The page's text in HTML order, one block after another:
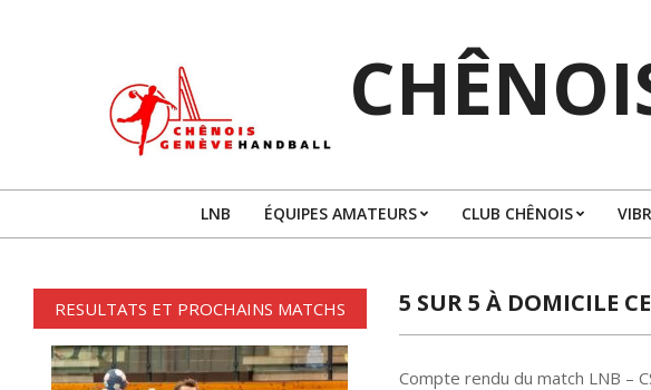
LNB ÉQUIPES AMATEURS CLUB CHÊNOIS
5 SUR 5 À DOMICILE
Compte rendu du match LNB –
RESULTATS ET PROCHAINS MATCHS